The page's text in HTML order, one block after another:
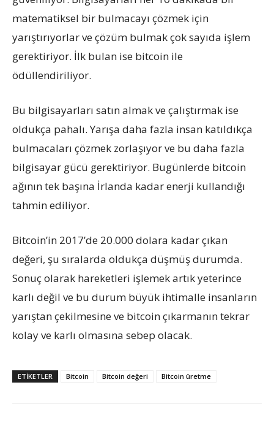
matematiksel bir bulmacayı çözmek için
yarıştırıyorlar ve çözüm bulmak çok sayıda işlem
gerektiriyor. İlk bulan ise bitcoin ile
ödüllendiriliyor.
Bu bilgisayarları satın almak ve çalıştırmak ise
oldukça pahalı. Yarışa daha fazla insan katıldıkça
bulmacaları çözmek zorlaşıyor ve bu daha fazla
bilgisayar gücü gerektiriyor. Bugünlerde bitcoin
ağının tek başına İrlanda kadar enerji kullandığı
tahmin ediliyor.
Bitcoin’in 2017’de 20.000 dolara kadar çıkan
değeri, şu sıralarda oldukça düşmüş durumda.
Sonuç olarak hareketleri işlemek artık yeterince
karlı değil ve bu durum büyük ihtimalle insanların
yarıştan çekilmesine ve bitcoin çıkarmanın tekrar
kolay ve karlı olmasına sebep olacak.
ETIKETLER Bitcoin Bitcoin değeri Bitcoin üretme